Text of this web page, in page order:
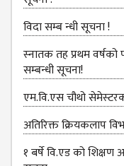
SOCIAL
SCIENCE
DEPARTMENT
EDUCATION
DEPARTMENT
MANAGEMENT
DEPARTMENT
FACULTY
विदा सम्ब न्धी सूचना !
स्‍नातक तह प्रथम
सम्बन्धी सूचना!
एम.वि.एस चौथो
अतिरिक्त क्रियकलाप
१ बर्षे वि.एड को शिक्षण